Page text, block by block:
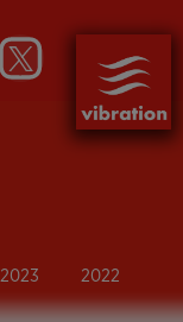
2023 2022